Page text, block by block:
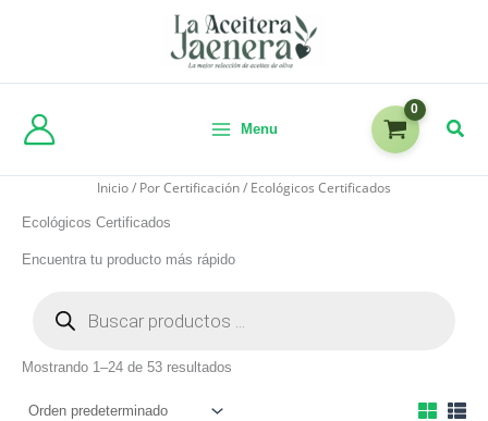
Menu
Inicio/ Por Certificación/ Ecológicos Certificados
Ecológicos Certificados
Encuentra tu producto más rápido
Mostrando 1–24 de 53 resultados